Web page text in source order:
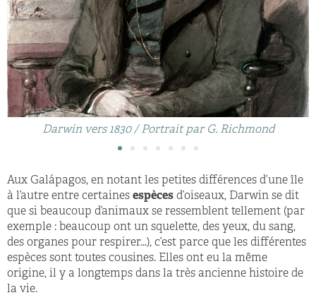
Darwin vers 1830 / Portrait par G. Richmond
Aux Galápagos, en notant les petites différences d’une île
à l’autre entre certaines espèces d’oiseaux, Darwin se dit
que si beaucoup d’animaux se ressemblent tellement (par
exemple : beaucoup ont un squelette, des yeux, du sang,
des organes pour respirer…), c’est parce que les différentes
espèces sont toutes cousines. Elles ont eu la même
origine, il y a longtemps dans la très ancienne histoire de
la vie.